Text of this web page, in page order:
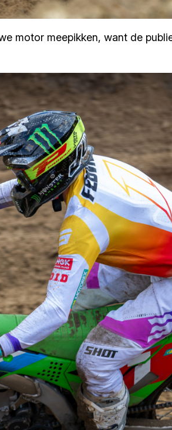
motor meepikken, want de